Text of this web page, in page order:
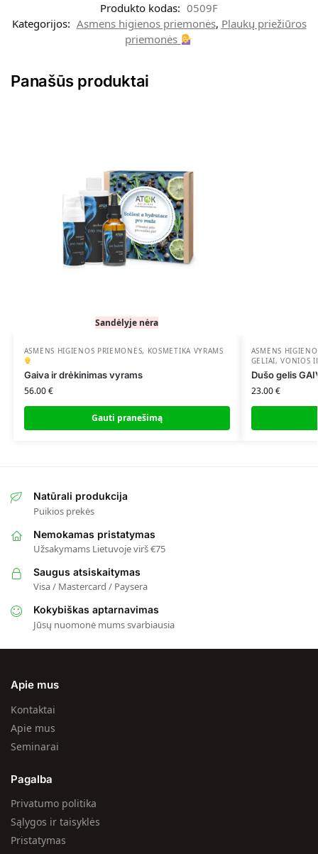
Produkto kodas: 0509F
Kategorijos: Asmens higienos priemonės, Plaukų priežiūros
priemonės
Panašūs produktai
Sandėlyje nėra
ASMENS HIGIENOS PRIEMONĖS, KOSMETIKA VYRAMS
Gaiva ir drėkinimas vyrams
56.00€
Gauti pranešimą
ASMENS
GELIAI,VONIOS
Dušo gelis
23.00€
Natūrali produkcija
Puikios prekės
Nemokamas pristatymas
Užsakymams Lietuvoje virš €75
Saugus atsiskaitymas
Visa / Mastercard / Paysera
Kokybiškas aptarnavimas
Jūsų nuomonė mums svarbiausia
Apie mus
Kontaktai
Apie mus
Seminarai
Pagalba
Privatumo politika
Sąlygos ir taisyklės
Pristatymas